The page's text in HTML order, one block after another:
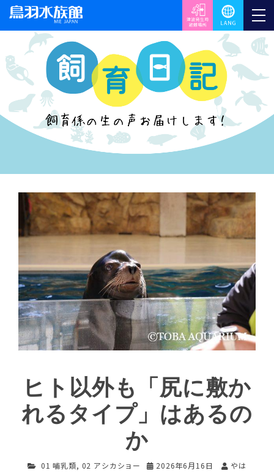
ヒト以外も「尻に敷か
れるタイプ」はあるの
か
01 哺乳類, 02 アシカショー 2026年6月16日
やは